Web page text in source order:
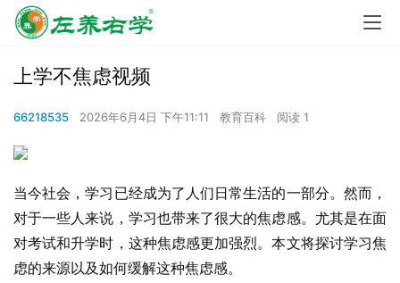
上学不焦虑视频
66218535 2026年6月4日 下午11:11 教育百科 阅读 1
当今社会，学习已经成为了人们日常生活的一部分。然而，
对于一些人来说，学习也带来了很大的焦虑感。尤其是在面
对考试和升学时，这种焦虑感更加强烈。本文将探讨学习焦
虑的来源以及如何缓解这种焦虑感。